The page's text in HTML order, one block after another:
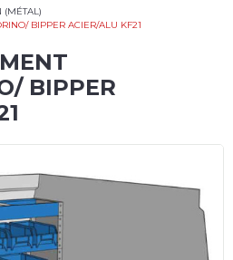
(MÉTAL)
BIPPER ACIER/ALU KF21
BIPPER